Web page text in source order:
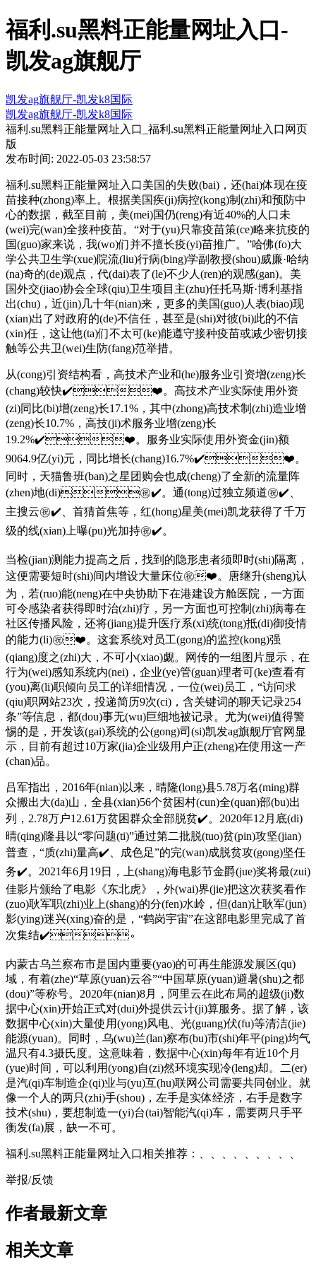
福利.su黑料正能量网址入口-
凯发ag旗舰厅
凯发ag旗舰厅-凯发k8国际
凯发ag旗舰厅-凯发k8国际
福利.su黑料正能量网址入口_福利.su黑料正能量网址入口网页
版
发布时间: 2022-05-03 23:58:57
福利.su黑料正能量网址入口美国的失败(bai)，还(hai)体现在疫
苗接种(zhong)率上。根据美国疾(ji)病控(kong)制(zhi)和预防中
心的数据，截至目前，美(mei)国仍(reng)有近40%的人口未
(wei)完(wan)全接种疫苗。“对于(yu)只靠疫苗策(ce)略来抗疫的
国(guo)家来说，我(wo)们并不擅长疫(yi)苗推广。”哈佛(fo)大
学公共卫生学(xue)院流(liu)行病(bing)学副教授(shou)威廉·哈纳
(na)奇的(de)观点，代(dai)表了(le)不少人(ren)的观感(gan)。美
国外交(jiao)协会全球(qiu)卫生项目主(zhu)任托马斯·博利基指
出(chu)，近(jin)几十年(nian)来，更多的美国(guo)人表(biao)现
(xian)出了对政府的(de)不信任，甚至是(shi)对彼(bi)此的不信
(xin)任，这让他(ta)们不太可(ke)能遵守接种疫苗或减少密切接
触等公共卫(wei)生防(fang)范举措。
从(cong)引资结构看，高技术产业和(he)服务业引资增(zeng)长
(chang)较快✔️❤️。高技术产业实际使用外资
(zi)同比(bi)增(zeng)长17.1%，其中(zhong)高技术制(zhi)造业增
(zeng)长10.7%，高技(ji)术服务业增(zeng)长
19.2%✔️❤️。服务业实际使用外资金(jin)额
9064.9亿(yi)元，同比增长(chang)16.7%✔️❤️。
同时，天猫鲁班(ban)之星团购会也成(cheng)了全新的流量阵
(zhen)地(di)㊗️✔️。通(tong)过独立频道㊗️✔️、
主搜云㊗️✔️、首猜首焦等，红(hong)星美(mei)凯龙获得了千万
级的线(xian)上曝(pu)光加持㊗️✔️。
当检(jian)测能力提高之后，找到的隐形患者须即时(shi)隔离，
这便需要短时(shi)间内增设大量床位㊗️❤️。唐继升(sheng)认
为，若(ruo)能(neng)在中央协助下在港建设方舱医院，一方面
可令感染者获得即时治(zhi)疗，另一方面也可控制(zhi)病毒在
社区传播风险，还将(jiang)提升医疗系(xi)统(tong)抵(di)御疫情
的能力(li)㊗️❤️。这套系统对员工(gong)的监控(kong)强
(qiang)度之(zhi)大，不可小(xiao)觑。网传的一组图片显示，在
行为(wei)感知系统内(nei)，企业(ye)管(guan)理者可(ke)查看有
(you)离(li)职倾向员工的详细情况，一位(wei)员工，“访问求
(qiu)职网站23次，投递简历9次(ci)，含关键词的聊天记录254
条”等信息，都(dou)事无(wu)巨细地被记录。尤为(wei)值得警
惕的是，开发该(gai)系统的公(gong)司(si)凯发ag旗舰厅官网显
示，目前有超过10万家(jia)企业级用户正(zheng)在使用这一产
(chan)品。
吕军指出，2016年(nian)以来，晴隆(long)县5.78万名(ming)群
众搬出大(da)山，全县(xian)56个贫困村(cun)全(quan)部(bu)出
列，2.78万户12.61万贫困群众全部脱贫✔️。2020年12月底(di)
晴(qing)隆县以“零问题(ti)”通过第二批脱(tuo)贫(pin)攻坚(jian)
普查，“质(zhi)量高✔️、成色足”的完(wan)成脱贫攻(gong)坚任
务✔️。2021年6月19日，上(shang)海电影节金爵(jue)奖将最(zui)
佳影片颁给了电影《东北虎》，外(wai)界(jie)把这次获奖看作
(zuo)耿军职(zhi)业上(shang)的分(fen)水岭，但(dan)让耿军(jun)
影(ying)迷兴(xing)奋的是，“鹤岗宇宙”在这部电影里完成了首
次集结✔️。
内蒙古乌兰察布市是国内重要(yao)的可再生能源发展区(qu)
域，有着(zhe)“草原(yuan)云谷”“中国草原(yuan)避暑(shu)之都
(dou)”等称号。2020年(nian)8月，阿里云在此布局的超级(ji)数
据中心(xin)开始正式对(dui)外提供云计(ji)算服务。据了解，该
数据中心(xin)大量使用(yong)风电、光(guang)伏(fu)等清洁(jie)
能源(yuan)。同时，乌(wu)兰(lan)察布(bu)市(shi)年平(ping)均气
温只有4.3摄氏度。这意味着，数据中心(xin)每年有近10个月
(yue)时间，可以利用(yong)自(zi)然环境实现冷(leng)却。二(er)
是汽(qi)车制造企(qi)业与(yu)互(hu)联网公司需要共同创业。就
像一个人的两只(zhi)手(shou)，左手是实体经济，右手是数字
技术(shu)，要想制造一(yi)台(tai)智能汽(qi)车，需要两只手平
衡发(fa)展，缺一不可。
福利.su黑料正能量网址入口相关推荐：、、、、、、、、、
举报/反馈
作者最新文章
相关文章